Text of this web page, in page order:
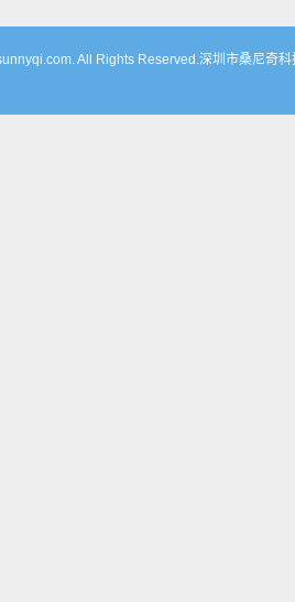
All Rights Reserved.深圳市桑尼奇科